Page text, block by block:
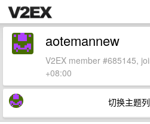
aotemannew
V2EX member #685145,
+08:00
切换主题